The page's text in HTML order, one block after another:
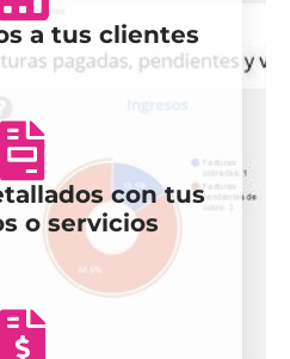
a tus clientes
con tus
o servicios